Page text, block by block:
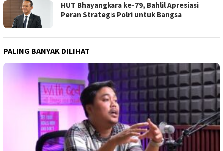
HUT Bhayangkara ke-79, Bahlil Apresiasi
Peran Strategis Polri untuk Bangsa
PALING BANYAK DILIHAT